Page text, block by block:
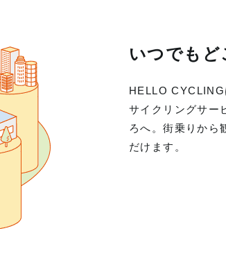
いつでもど
HELLO CYCLING
サイクリングサー
ろへ。街乗りから
だけます。